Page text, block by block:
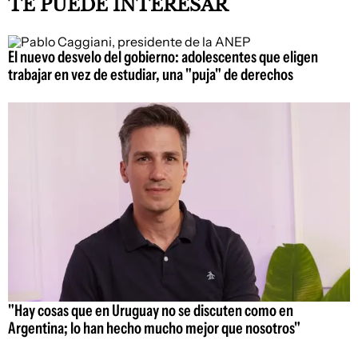
TE PUEDE INTERESAR
El nuevo desvelo del gobierno: adolescentes que eligen
trabajar en vez de estudiar, una "puja" de derechos
"Hay cosas que en Uruguay no se discuten como en
Argentina; lo han hecho mucho mejor que nosotros"